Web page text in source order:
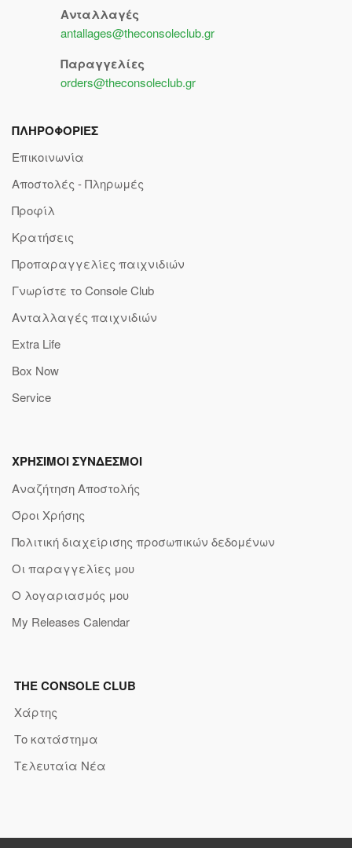
Ανταλλαγές
antallages@theconsoleclub.gr
Παραγγελίες
orders@theconsoleclub.gr
ΠΛΗΡΟΦΟΡΙΕΣ
Επικοινωνία
Αποστολές - Πληρωμές
Προφίλ
Κρατήσεις
Προπαραγγελίες παιχνιδιών
Γνωρίστε το Console Club
Ανταλλαγές παιχνιδιών
Extra Life
Box Now
Service
ΧΡΗΣΙΜΟΙ ΣΥΝΔΕΣΜΟΙ
Αναζήτηση Αποστολής
Όροι Χρήσης
Πολιτική διαχείρισης προσωπικών δεδομένων
Οι παραγγελίες μου
Ο λογαριασμός μου
My Releases Calendar
THE CONSOLE CLUB
Χάρτης
Το κατάστημα
Τελευταία Νέα